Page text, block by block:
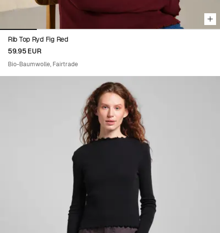
Rib Top Ryd Fig Red
59.95 EUR
Bio-Baumwolle, Fairtrade
Viewing image 1 of 4